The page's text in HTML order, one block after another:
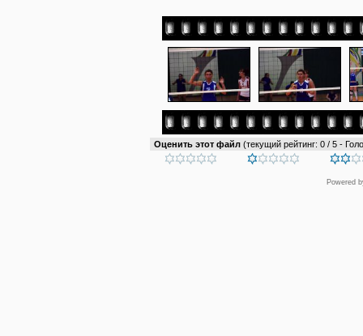
Оценить этот файл (текущий рейтинг: 0 / 5 -
Powered